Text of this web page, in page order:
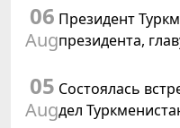
06
Aug
Президент
президента,
Швейцарской
05
Aug
Состоялась
дел